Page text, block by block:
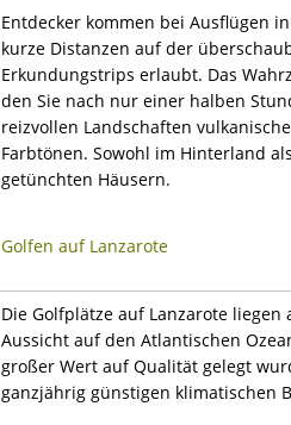
Entdecker kommen bei Ausflügen
kurze Distanzen auf der
Erkundungstrips erlaubt. Das
den Sie nach nur einer halben
reizvollen Landschaften
Farbtönen. Sowohl im Hinterland
getünchten Häusern.
Golfen auf Lanzarote
Die Golfplätze auf Lanzarote
Aussicht auf den Atlantischen
großer Wert auf Qualität gelegt
ganzjährig günstigen klimatischen